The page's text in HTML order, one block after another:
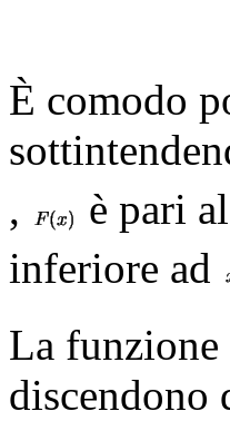
È comodo
,
è pari
inferiore ad
La funzione
discendono